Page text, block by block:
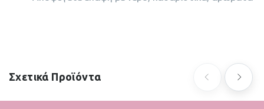
Σχετικά Προϊόντα